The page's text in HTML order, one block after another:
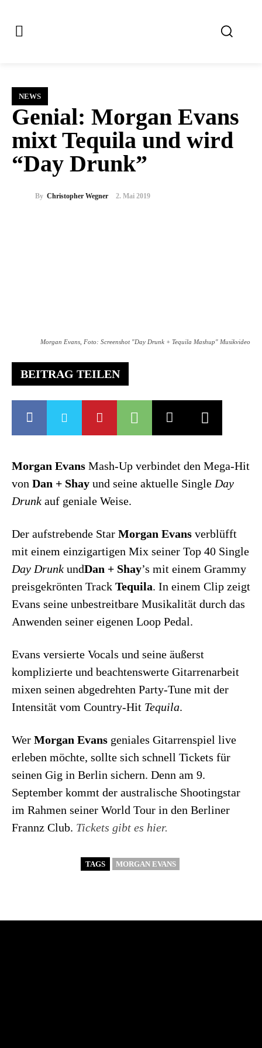
NEWS
Genial: Morgan Evans
mixt Tequila und wird
“Day Drunk”
By Christopher Wegner 2. Mai 2019
Morgan Evans, Foto: Screenshot "Day Drunk + Tequila Mashup" Musikvideo
BEITRAG TEILEN
Morgan Evans Mash-Up verbindet den Mega-Hit
von Dan + Shay und seine aktuelle Single Day
Drunk auf geniale Weise.
Der aufstrebende Star Morgan Evans verblüfft
mit einem einzigartigen Mix seiner Top 40 Single
Day Drunk undDan + Shay’s mit einem Grammy
preisgekrönten Track Tequila. In einem Clip zeigt
Evans seine unbestreitbare Musikalität durch das
Anwenden seiner eigenen Loop Pedal.
Evans versierte Vocals und seine äußerst
komplizierte und beachtenswerte Gitarrenarbeit
mixen seinen abgedrehten Party-Tune mit der
Intensität vom Country-Hit Tequila.
Wer Morgan Evans geniales Gitarrenspiel live
erleben möchte, sollte sich schnell Tickets für
seinen Gig in Berlin sichern. Denn am 9.
September kommt der australische Shootingstar
im Rahmen seiner World Tour in den Berliner
Frannz Club. Tickets gibt es hier.
TAGS MORGAN EVANS